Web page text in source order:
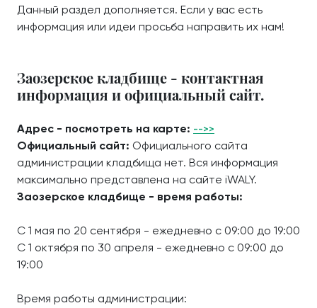
Данный раздел дополняется. Если у вас есть
информация или идеи просьба направить их нам!
Заозерское кладбище - контактная
информация и официальный сайт.
Адрес - посмотреть на карте: -->>
Официальный сайт: Официального сайта
администрации кладбища нет. Вся информация
максимально представлена на сайте iWALY.
Заозерское кладбище - время работы:
С 1 мая по 20 сентября - ежедневно с 09:00 до 19:00
С 1 октября по 30 апреля - ежедневно с 09:00 до
19:00
Время работы администрации: